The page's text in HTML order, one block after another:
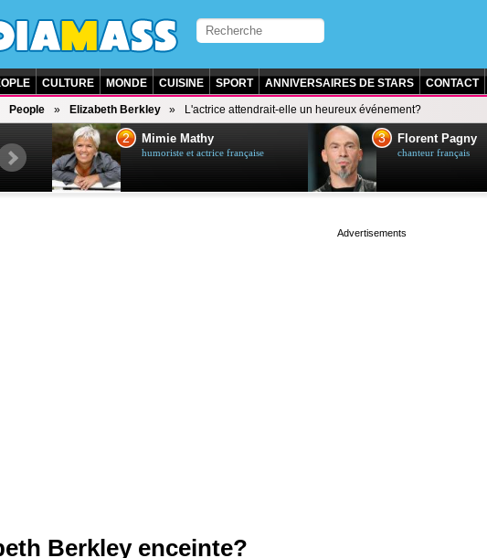
CULTURE MONDE CUISINE SPORT ANNIVERSAIRES DE STARS CONTACT
People Elizabeth Berkley L'actrice attendrait-elle un heureux événement?
2 Mimie Mathy
humoriste et actrice française
3 Florent Pagny
chanteur français
Berkley enceinte?